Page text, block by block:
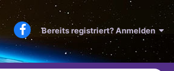
Bereits registriert? Anmelden